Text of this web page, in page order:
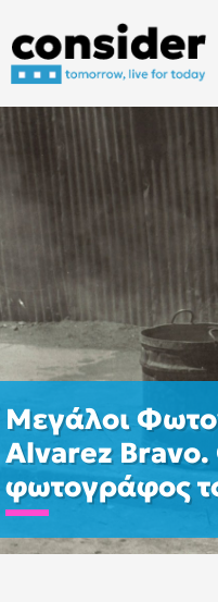
Μεγάλοι
Alvarez Bravo.
φωτογράφος